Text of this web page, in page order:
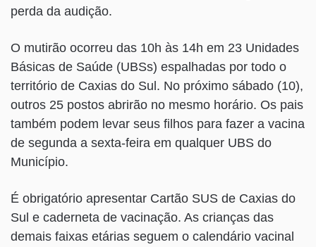
perda da audição.
O mutirão ocorreu das 10h às 14h em 23 Unidades
Básicas de Saúde (UBSs) espalhadas por todo o
território de Caxias do Sul. No próximo sábado (10),
outros 25 postos abrirão no mesmo horário. Os pais
também podem levar seus filhos para fazer a vacina
de segunda a sexta-feira em qualquer UBS do
Município.
É obrigatório apresentar Cartão SUS de Caxias do
Sul e caderneta de vacinação. As crianças das
demais faixas etárias seguem o calendário vacinal